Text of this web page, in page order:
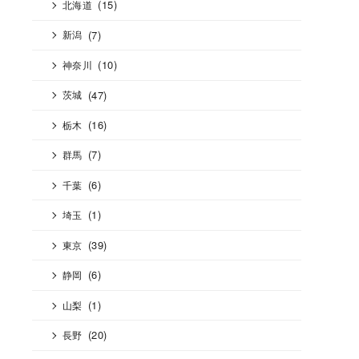
北海道 (15)
新潟 (7)
神奈川 (10)
茨城 (47)
栃木 (16)
群馬 (7)
千葉 (6)
埼玉 (1)
東京 (39)
静岡 (6)
山梨 (1)
長野 (20)